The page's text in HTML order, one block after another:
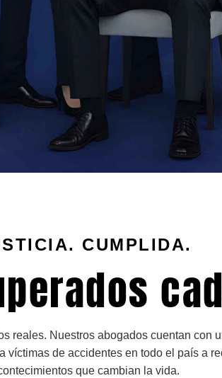
CUMPLIDA.
reales. Nuestros abogados cuentan con
víctimas de accidentes en todo el país a
que cambian la vida.